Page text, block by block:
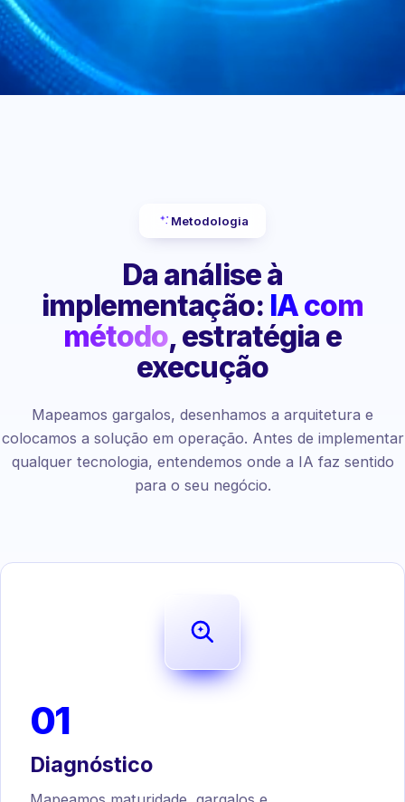
Metodologia
Da análise à
implementação: IA com
método, estratégia e
execução
Mapeamos gargalos, desenhamos a arquitetura e
colocamos a solução em operação. Antes de implementar
qualquer tecnologia, entendemos onde a IA faz sentido
para o seu negócio.
01
Diagnóstico